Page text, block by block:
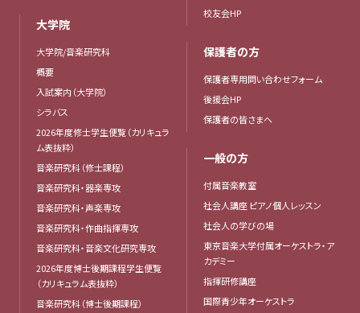
大学院
大学院/音楽研究科
概要
入試案内（大学院）
シラバス
2026年度修士学生便覧（カリキュラ
ム表抜粋）
音楽研究科（修士課程）
音楽研究科・器楽専攻
音楽研究科・声楽専攻
音楽研究科・作曲指揮専攻
音楽研究科・音楽文化研究専攻
2026年度博士後期課程学生便覧
（カリキュラム表抜粋）
音楽研究科（博士後期課程）
校友会HP
保護者の方
保護者専用問い合わせフォーム
後援会HP
保護者の皆さまへ
一般の方
付属音楽教室
社会人講座 ピアノ個人レッスン
社会人の学びの場
東京音楽大学付属オーケストラ・ア
カデミー
指揮研修講座
国際青少年オーケストラ